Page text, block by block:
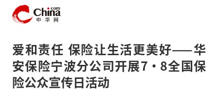
爱和责任 保险让生活更美好——华
安保险宁波分公司开展7·8全国保
险公众宣传日活动